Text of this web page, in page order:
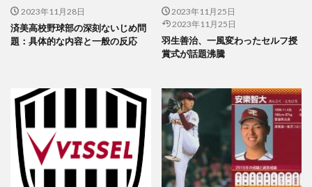
2023年11月28日
済美高校野球部の深刻ないじめ問
題：具体的な内容と一般の反応
2023年11月25日
2023年11月25日
羽生善治、一風変わったセルフ授
賞式が話題沸騰